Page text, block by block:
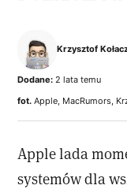
Krzysztof
Dodane: 2 lata temu
fot. Apple, MacRumors,
Apple lada
systemów dla